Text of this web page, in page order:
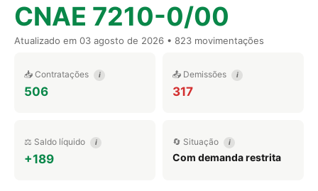
CNAE 7210-0/00
Atualizado em 03 agosto de 2026 • 823 movimentações
📥 Contratações i
506
📤 Demissões i
317
⚖️ Saldo líquido i
+189
🔄 Situação i
Com demanda restrita